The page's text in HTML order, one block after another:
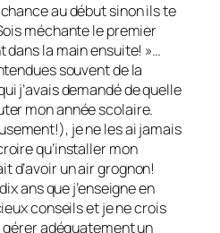
au début sinon ils te
méchante le premier
dans la main ensuite! »…
souvent de la
j’avais demandé de quelle
mon année scolaire.
je ne les ai jamais
qu’installer mon
d’avoir un air grognon!
ans que j’enseigne en
conseils et je ne crois
adéquatement un